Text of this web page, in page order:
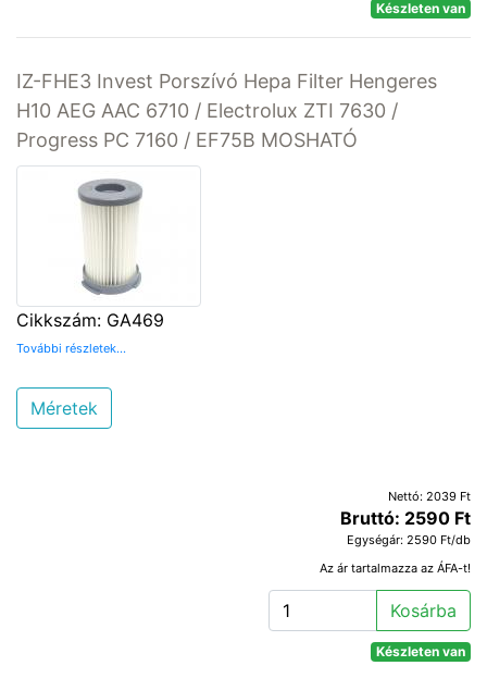
Készleten van
IZ-FHE3 Invest Porszívó Hepa Filter Hengeres
H10 AEG AAC 6710 / Electrolux ZTI 7630 /
Progress PC 7160 / EF75B MOSHATÓ
Cikkszám: GA469
További részletek...
Méretek
Nettó: 2039 Ft
Bruttó: 2590 Ft
Egységár: 2590 Ft/db
Az ár tartalmazza az ÁFA-t!
Kosárba
Készleten van